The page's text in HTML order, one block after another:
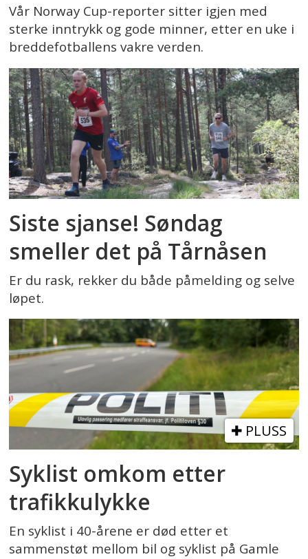
Vår Norway Cup-reporter sitter igjen med
sterke inntrykk og gode minner, etter en uke i
breddefotballens vakre verden.
Siste sjanse! Søndag
smeller det på Tårnåsen
Er du rask, rekker du både påmelding og selve
løpet.
PLUSS
Syklist omkom etter
trafikkulykke
En syklist i 40-årene er død etter et
sammenstøt mellom bil og syklist på Gamle